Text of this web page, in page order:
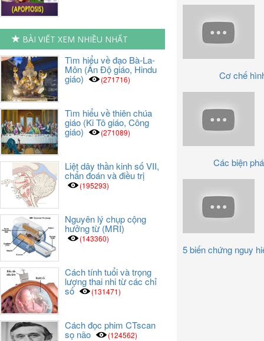
Cơ chế
Các biện
5 biến chứng nguy
BÀI VIẾT XEM NHIỀU NHẤT
Tìm hiểu về đạo Bà-La-
Môn (Ấn Độ giáo, Hindu
giáo) (271716)
Tìm hiểu về thiên chúa
giáo (Ki Tô giáo, Công
giáo) (271089)
Liệt dây thần kinh số VII,
chẩn đoán và điều trị
(195293)
Nguyên lý chụp cộng
hưởng từ (MRI)
(143360)
Cách tính tuổi và trọng
lượng thai nhi từ các chỉ
số (131471)
Cách đọc phim CTscan
sọ não (124562)